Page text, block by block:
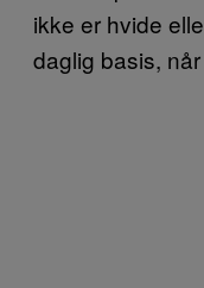
ikke er hvide
daglig basis,